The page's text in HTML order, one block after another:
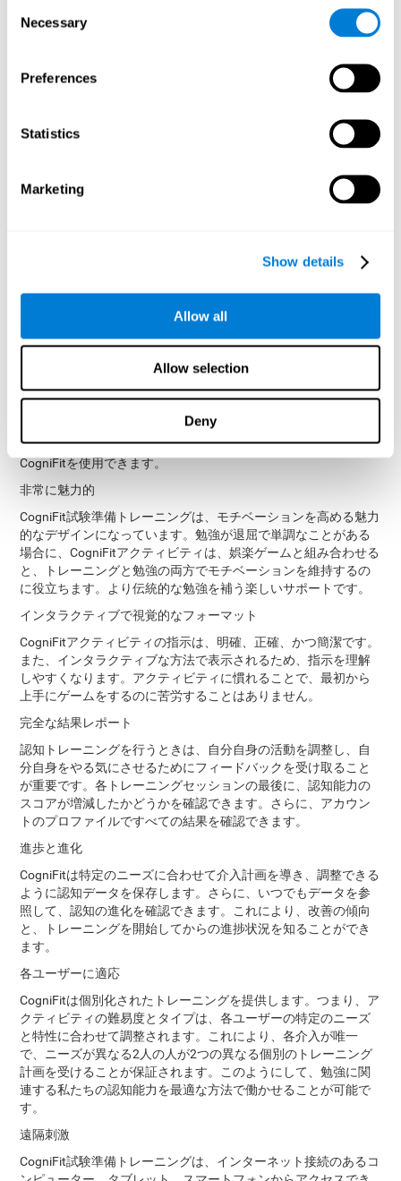
Selection
Necessary
Preferences
Statistics
Marketing
Show details
Allow all
Allow selection
Deny
は、関与する有用な接続を強化することにより、刺激、活動、
および生きた経験に適応する私たちの脳の能力のことです。私
有用であると解釈します。認知刺激を通じて、勉強に関与する
認知能力が有用であることを脳に示すと、これらの認知能力に
関連する接続を特に強化できます。これが起きると、勉強のた
化するのに役立ちます。
激することを目的とした試験準備のための特別なトレーニング
を提供しています。これは、試験勉強を大いに補うものです。
認知能力を強化するために実施するトレーニングには、介入の
るため、非常に使いやすくなっています。このようにして、プ
ラットフォームに入り、トレーニングを開始するだけで済みま
ータの取得に時間を浪費することなく、トレーニングに集中で
きます。テクノロジーや神経科学に精通していなくても、
CogniFitを使用できます。
非常に魅力的
CogniFit試験準備トレーニングは、モチベーションを高める魅力
的なデザインになっています。勉強が退屈で単調なことがある
場合に、CogniFitアクティビティは、娯楽ゲームと組み合わせる
と、トレーニングと勉強の両方でモチベーションを維持するの
に役立ちます。より伝統的な勉強を補う楽しいサポートです。
インタラクティブで視覚的なフォーマット
CogniFitアクティビティの指示は、明確、正確、かつ簡潔です。
また、インタラクティブな方法で表示されるため、指示を理解
しやすくなります。アクティビティに慣れることで、最初から
上手にゲームをするのに苦労することはありません。
完全な結果レポート
認知トレーニングを行うときは、自分自身の活動を調整し、自
分自身をやる気にさせるためにフィードバックを受け取ること
が重要です。各トレーニングセッションの最後に、認知能力の
スコアが増減したかどうかを確認できます。さらに、アカウン
トのプロファイルですべての結果を確認できます。
進歩と進化
CogniFitは特定のニーズに合わせて介入計画を導き、調整できる
ように認知データを保存します。さらに、いつでもデータを参
照して、認知の進化を確認できます。これにより、改善の傾向
と、トレーニングを開始してからの進捗状況を知ることができ
ます。
各ユーザーに適応
CogniFitは個別化されたトレーニングを提供します。つまり、ア
クティビティの難易度とタイプは、各ユーザーの特定のニーズ
と特性に合わせて調整されます。これにより、各介入が唯一
で、ニーズが異なる2人の人が2つの異なる個別のトレーニング
計画を受けることが保証されます。このようにして、勉強に関
連する私たちの認知能力を最適な方法で働かせることが可能で
す。
遠隔刺激
CogniFit試験準備トレーニングは、インターネット接続のあるコ